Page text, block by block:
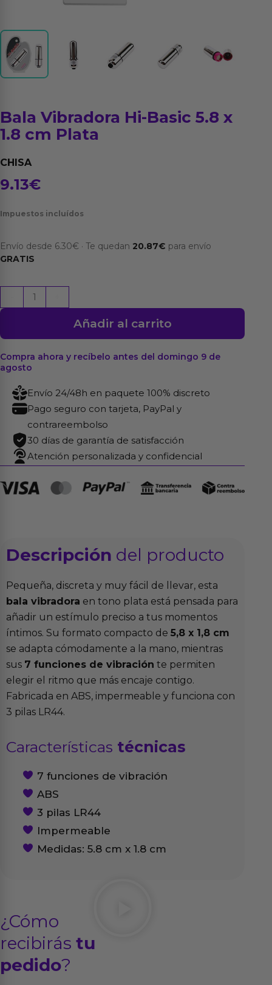
Bala Vibradora Hi-Basic 5.8 x
1.8 cm Plata
CHISA
9.13€
Impuestos incluídos
Envío desde 6.30€ · Te quedan 20.87€ para envío
GRATIS
Vibradora
Basic
5.8
x
cm
cantidad
Añadir al carrito
Compra ahora y recíbelo antes del domingo 9 de
agosto
Envío 24/48h en paquete 100% discreto
Pago seguro con tarjeta, PayPal y
contrareembolso
30 días de garantía de satisfacción
Atención personalizada y confidencial
Descripción del producto
Pequeña, discreta y muy fácil de llevar, esta
bala vibradora en tono plata está pensada para
añadir un estímulo preciso a tus momentos
íntimos. Su formato compacto de 5,8 x 1,8 cm
se adapta cómodamente a la mano, mientras
sus 7 funciones de vibración te permiten
elegir el ritmo que más encaje contigo.
Fabricada en ABS, impermeable y funciona con
3 pilas LR44.
Características técnicas
7 funciones de vibración
ABS
3 pilas LR44
Impermeable
Medidas: 5.8 cm x 1.8 cm
¿Cómo
recibirás tu
pedido?